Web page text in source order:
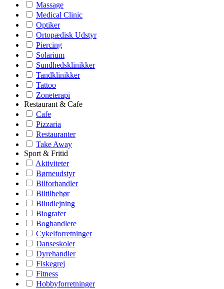
Massage
Medical Clinic
Optiker
Ortopædisk Udstyr
Piercing
Solarium
Sundhedsklinikker
Tandklinikker
Tattoo
Zoneterapi
Restaurant & Cafe
Cafe
Pizzaria
Restauranter
Take Away
Sport & Fritid
Aktiviteter
Børneudstyr
Bilforhandler
Biltilbehør
Biludlejning
Biografer
Boghandlere
Cykelforretninger
Danseskoler
Dyrehandler
Fiskegrej
Fitness
Hobbyforretninger